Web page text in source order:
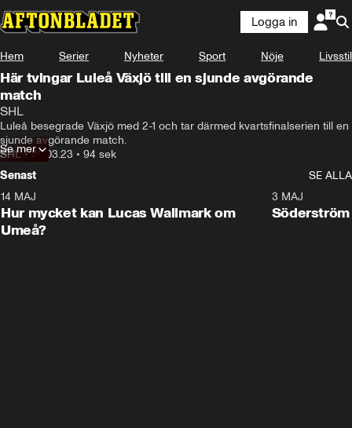
Logga in
Hem Serier Nyheter Sport Nöje Livsstil
Här tvingar Luleå Växjö till en sjunde avgörande
match
SHL
Luleå besegrade Växjö med 2-1 och tar därmed kvartsfinalserien till en
sjunde avgörande match.
SHL•26.03.23 • 94 sek
Se mer
Senast
SE ALLA
Plus
14 MAJ
Hur mycket kan Lucas Wallmark om
Umeå?
3 MAJ